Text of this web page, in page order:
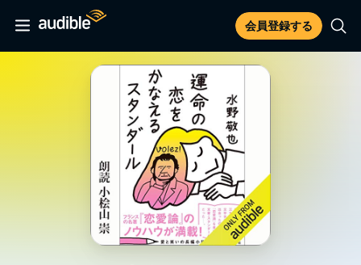
会員登録する